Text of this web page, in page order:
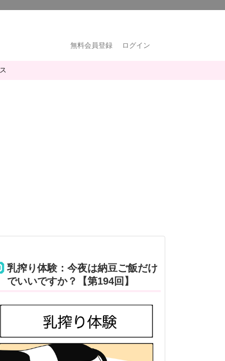
無料会員登録 ログイン
乳搾り体験：今夜は納豆ご飯だけ
でいいですか？【第194回】